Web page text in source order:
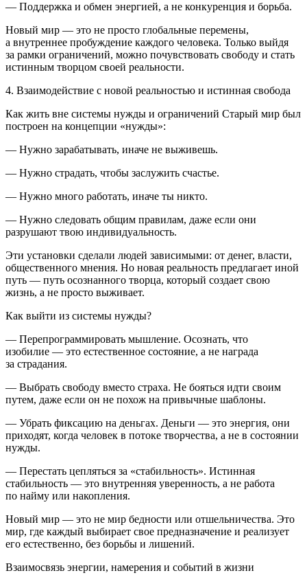
— Поддержка и обмен энергией, а не конкуренция и борьба.
Новый мир — это не просто глобальные перемены,
а внутреннее пробуждение каждого человека. Только выйдя
за рамки ограничений, можно почувствовать свободу и стать
истинным творцом своей реальности.
4. Взаимодействие с новой реальностью и истинная свобода
Как жить вне системы нужды и ограничений Старый мир был
построен на концепции «нужды»:
— Нужно зарабатывать, иначе не выживешь.
— Нужно страдать, чтобы заслужить счастье.
— Нужно много работать, иначе ты никто.
— Нужно следовать общим правилам, даже если они
разрушают твою индивидуальность.
Эти установки сделали людей зависимыми: от денег, власти,
общественного мнения. Но новая реальность предлагает иной
путь — путь осознанного творца, который создает свою
жизнь, а не просто выживает.
Как выйти из системы нужды?
— Перепрограммировать мышление. Осознать, что
изобилие — это естественное состояние, а не награда
за страдания.
— Выбрать свободу вместо страха. Не бояться идти своим
путем, даже если он не похож на привычные шаблоны.
— Убрать фиксацию на деньгах. Деньги — это энергия, они
приходят, когда человек в потоке творчества, а не в состоянии
нужды.
— Перестать цепляться за «стабильность». Истинная
стабильность — это внутренняя уверенность, а не работа
по найму или накопления.
Новый мир — это не мир бедности или отшельничества. Это
мир, где каждый выбирает свое предназначение и реализует
его естественно, без борьбы и лишений.
Взаимосвязь энергии, намерения и событий в жизни